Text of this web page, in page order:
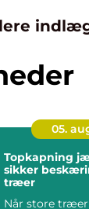
05.
Topkapning
sikker
træer
Når store